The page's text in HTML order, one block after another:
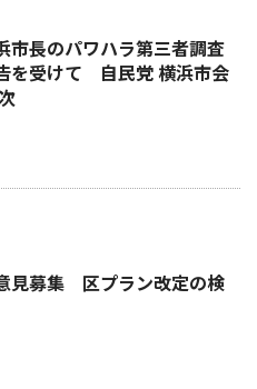
長のパワハラ第三者調査
を受けて 自民党 横浜市会
見募集 区プラン改定の検